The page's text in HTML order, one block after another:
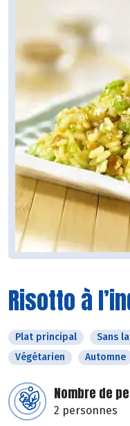
Risotto à
Plat principal Sans
Végétarien
Automne
Nombre de
2 personnes